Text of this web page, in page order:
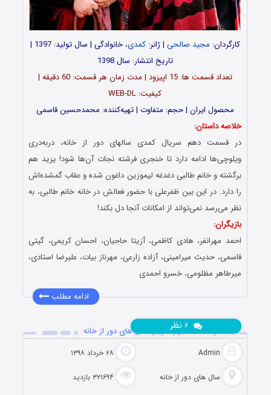
کارگردان: مجید صالحی | ژانر:کمدی
، خانوادگی | سال تولید: 1397 |
تاریخ انتشار: سال 1398
تعداد قسمت ها: 15 اپیزود | مدت زمان هر قسمت: 60 دقیقه |
کیفیت: WEB-DL
محصول ایران | حجم: متفاوت | تهیه‌کننده: محمدحسین قاسمی
خلاصه داستان:
در قسمت دهم سریال کمدی سالهای دور از خانه، دربه‌دری
ویلوچی‌ها ادامه دارد تا خنجری فرشته نجات آن‌ها شود! یزید هم
برگشته و خانم طالبی دغدغه لیموزین داغون شده و عقاب گمشده‌اش
را دارد. در این بین ظفرعلی با حضور فعالش در خانه خانم طالبی، به
نظر می‌رسد نمی‌تواند از امکانات آنجا دل بکند!
بازیگران:
احمد مهرانفر، هادی کاظمی، آزیتا حاجیان، احسان کریمی، گیتی
قاسمی، حدیث میرامینی، آزاده زارعی، مهرناز بیات، علیرضا استادی،
میرطاهر مظلومی، خسرو احمدی
ادامه مطلب
دانلود قسمت نهم سریال سال های دور از خانه
Admin ۲۸ خرداد ۱۳۹۸
سال های دور از خانه ۳۲۱۶۹۴ بازدید
۶ نظر